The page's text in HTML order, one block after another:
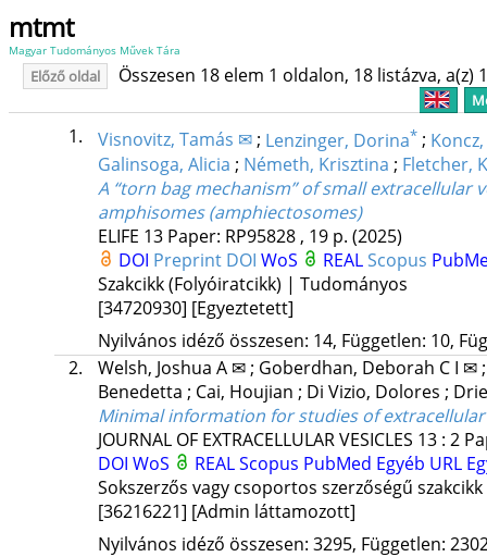
mtmt
Magyar Tudományos Művek Tára
Előző oldal Összesen 18 elem 1 oldalon, 18 listázva, a(z)
1. Visnovitz, Tamás ✉; Lenzinger, Dorina* ;
Galinsoga, Alicia ; Németh, Krisztina ; Fletcher,
A “torn bag mechanism” of small
amphisomes (amphiectosomes)
ELIFE 13 Paper: RP95828 , 19 p. (2025)
DOI Preprint DOI WoS REALScopus
Szakcikk (Folyóiratcikk) | Tudományos
[34720930] [Egyeztetett]
Nyilvános idéző összesen: 14, Független: 10,
2.
Welsh, Joshua A ✉ ; Goberdhan, Deborah C I ✉
Benedetta ; Cai, Houjian ; Di Vizio, Dolores ;
Minimal information for studies of extracellular
JOURNAL OF EXTRACELLULAR VESICLES 13: 2
DOI WoS REALScopus PubMed Egyéb URL
Sokszerzős vagy csoportos szerzőségű
[36216221] [Admin láttamozott]
Nyilvános idéző összesen: 3295, Független: